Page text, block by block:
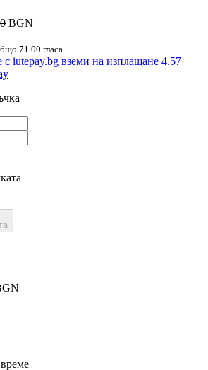
BGN
71.00 гласа
вземи на изплащане 4.57